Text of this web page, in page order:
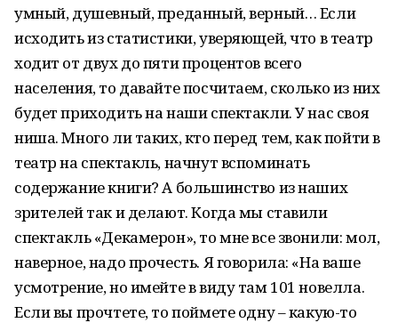
умный, душевный, преданный, верный… Если
исходить из статистики, уверяющей, что в театр
ходит от двух до пяти процентов всего
населения, то давайте посчитаем, сколько из них
будет приходить на наши спектакли. У нас своя
ниша. Много ли таких, кто перед тем, как пойти в
театр на спектакль, начнут вспоминать
содержание книги? А большинство из наших
зрителей так и делают. Когда мы ставили
спектакль «Декамерон», то мне все звонили: мол,
наверное, надо прочесть. Я говорила: «На ваше
усмотрение, но имейте в виду там 101 новелла.
Если вы прочтете, то поймете одну – какую-то